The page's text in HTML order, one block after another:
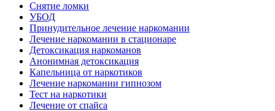
Снятие ломки
УБОД
Принудительное лечение наркомании
Лечение наркомании в стационаре
Детоксикация наркоманов
Анонимная детоксикация
Капельница от наркотиков
Лечение наркомании гипнозом
Тест на наркотики
Лечение от спайса